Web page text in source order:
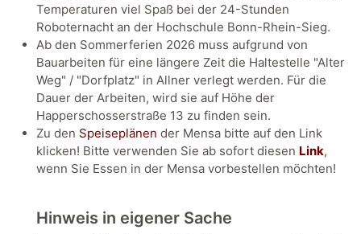
Temperaturen viel Spaß bei der 24-Stunden
Roboternacht an der Hochschule Bonn-Rhein-Sieg.
Ab den Sommerferien 2026 muss aufgrund von
Bauarbeiten für eine längere Zeit die Haltestelle "Alter
Weg" / "Dorfplatz" in Allner verlegt werden. Für die
Dauer der Arbeiten, wird sie auf Höhe der
Happerschosserstraße 13 zu finden sein.
Zu den Speiseplänen der Mensa bitte auf den Link
klicken! Bitte verwenden Sie ab sofort diesen Link,
wenn Sie Essen in der Mensa vorbestellen möchten!
Hinweis in eigener Sache